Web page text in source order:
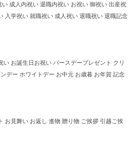
成人内祝い 退職内祝い お祝い 御祝い 出産祝
入学祝い 就職祝い 成人祝い 退職祝い 退職記念
い お誕生日お祝い バースデープレゼント クリ
デー ホワイトデー お中元 お歳暮 お年賀 記念
お見舞い お返し 進物 贈り物 ご挨拶 引越ご挨